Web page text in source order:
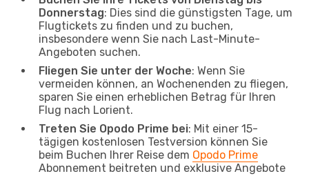
Donnerstag: Dies sind die günstigsten Tage, um
Flugtickets zu finden und zu buchen,
insbesondere wenn Sie nach Last-Minute-
Angeboten suchen.
Fliegen Sie unter der Woche: Wenn Sie
vermeiden können, an Wochenenden zu fliegen,
sparen Sie einen erheblichen Betrag für Ihren
Flug nach Lorient.
Treten Sie Opodo Prime bei: Mit einer 15-
tägigen kostenlosen Testversion können Sie
beim Buchen Ihrer Reise dem Opodo Prime
Abonnement beitreten und exklusive Angebote